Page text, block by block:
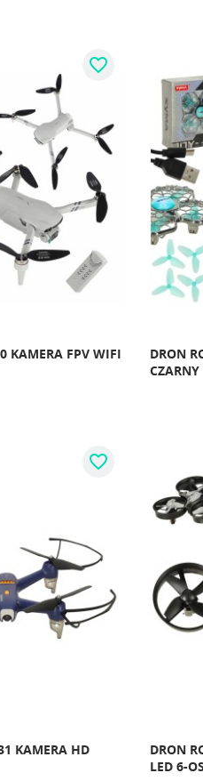
KAMERA FPV WIFI
favorite_border
DRON
CZARNY
KAMERA HD
favorite_border
DRON
LED 6-